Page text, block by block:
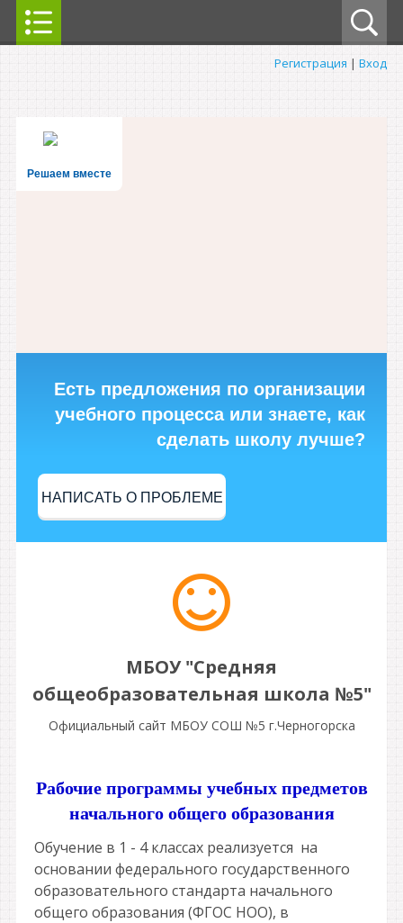
Регистрация | Вход
Решаем вместе
Есть предложения по организации
учебного процесса или знаете, как
сделать школу лучше?
НАПИСАТЬ О ПРОБЛЕМЕ
МБОУ "Средняя
общеобразовательная школа №5"
Официальный сайт МБОУ СОШ №5 г.Черногорска
Рабочие программы учебных предметов
начального общего образования
Обучение в 1 - 4 классах реализуется на
основании федерального государственного
образовательного стандарта начального
общего образования (ФГОС НОО), в